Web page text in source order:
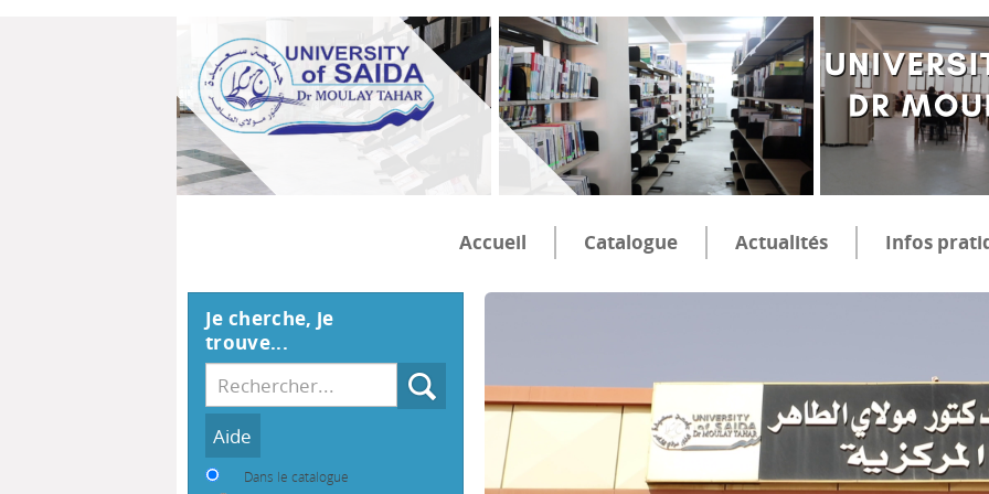
Accueil Catalogue Actualités Infos
Je cherche, je
trouve...
Recherche
Dans le catalogue